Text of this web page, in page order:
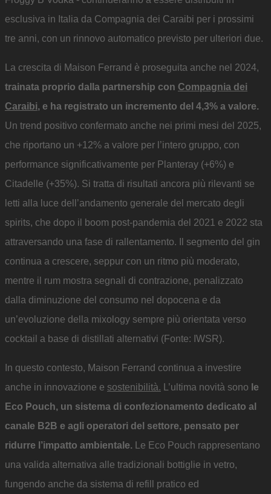
esclusiva in Italia da Compagnia dei Caraibi per i prossimi
tre anni, con un rinnovo automatico previsto per ulteriori due.
La crescita di Maison Ferrand è proseguita anche nel 2024,
trainata proprio dalla partnership con Compagnia dei
Caraibi, e ha registrato un incremento del 4,3% a valore.
Un trend positivo confermato anche nei primi mesi del 2025,
che riportano un +12% a valore per l’intero gruppo, con
performance significativamente per Planteray (+6%) e
Citadelle (+35%). Si tratta di risultati ancora più rilevanti se
letti alla luce dell’andamento generale del mercato degli
spirits, che dopo il boom post-pandemia del 2021 e 2022 sta
attraversando una fase di rallentamento. Il segmento del gin
continua a crescere, seppur con un ritmo più moderato,
mentre il rum mostra segnali di contrazione, penalizzato
dalla diminuzione del consumo nel dopocena e da
un’evoluzione della mixology sempre più orientata verso
cocktail a base di distillati alternativi (Fonte: IWSR).
In questo contesto, Maison Ferrand continua a investire
anche in innovazione e sostenibilità. L’ultima novità sono le
Eco Pouch, un sistema di confezionamento dedicato al
canale B2B e agli operatori del settore, pensato per
ridurre l’impatto ambientale. Le Eco Pouch rappresentano
una valida alternativa alle tradizionali bottiglie in vetro,
fungendo anche da sistema di refill pratico ed